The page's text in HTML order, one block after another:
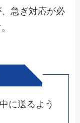
急ぎ対応が必
に送るよう